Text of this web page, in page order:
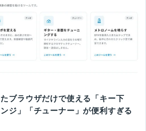
ブラウザだけで使える「キー下
ジ」「チューナー」が便利すぎる